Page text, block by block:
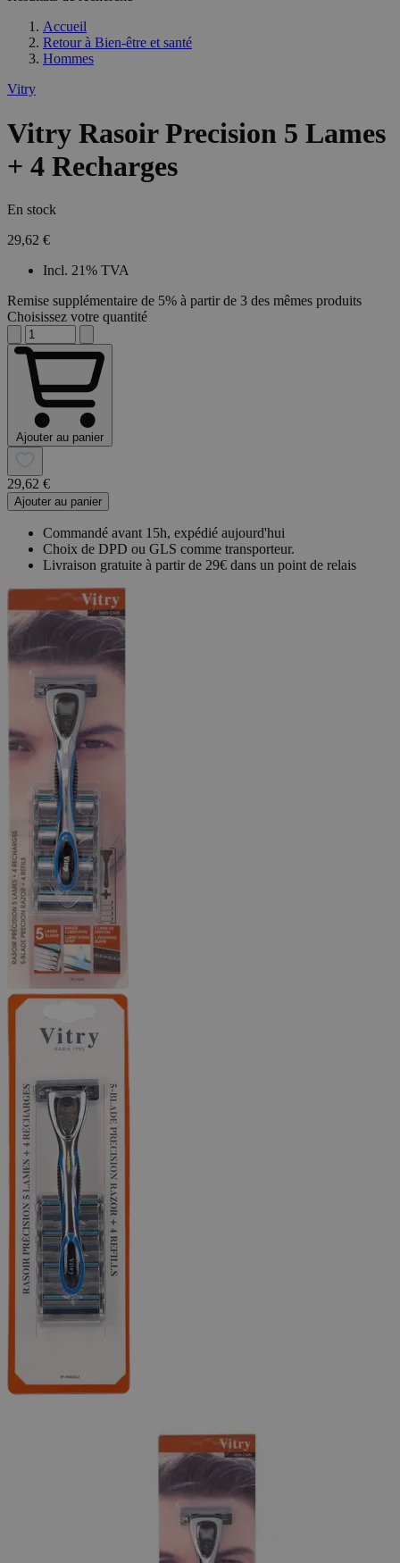
Accueil
Retour à Bien-être et santé
Hommes
Vitry
Vitry Rasoir Precision 5 Lames
+ 4 Recharges
En stock
29,62 €
Incl. 21% TVA
Remise supplémentaire de 5% à partir de 3 des mêmes produits
Choisissez votre quantité
Ajouter au panier
29,62 €
Ajouter au panier
Commandé avant 15h, expédié aujourd'hui
Choix de DPD ou GLS comme transporteur.
Livraison gratuite à partir de 29€ dans un point de relais